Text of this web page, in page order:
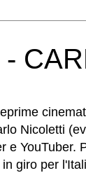
Nicoletti
e YouTuber.
giro per